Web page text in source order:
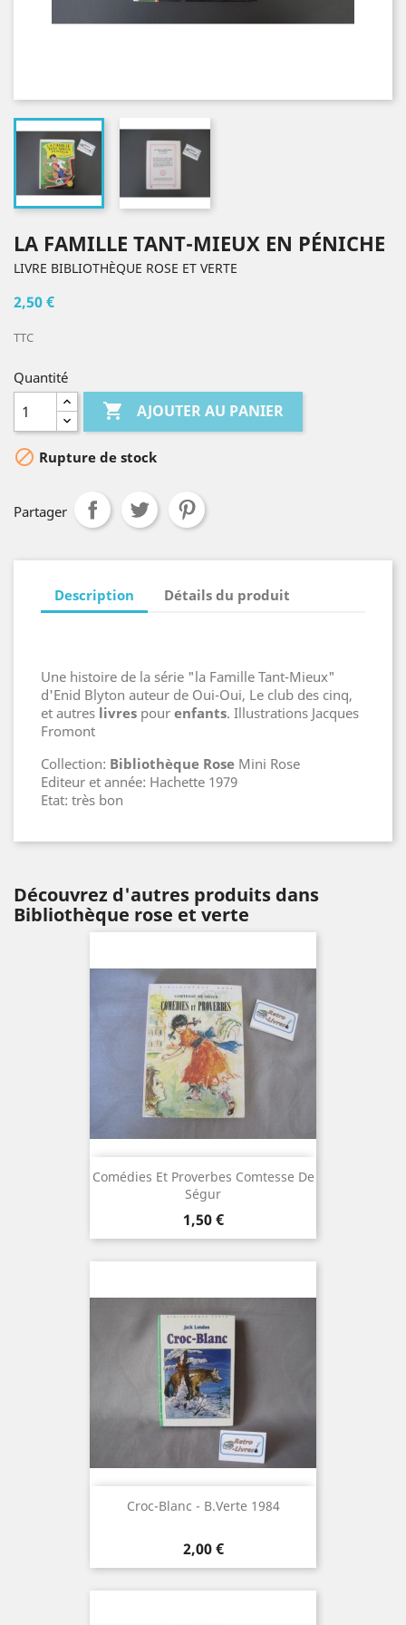
LA FAMILLE TANT-MIEUX EN PÉNICHE
LIVRE BIBLIOTHÈQUE ROSE ET VERTE
2,50 €
TTC
Quantité
 AJOUTER AU PANIER
 Rupture de stock
Partager
Description Détails du produit
Une histoire de la série "la Famille Tant-Mieux"
d'Enid Blyton auteur de Oui-Oui, Le club des cinq,
et autres livres pour enfants. Illustrations Jacques
Fromont
Collection: Bibliothèque Rose Mini Rose
Editeur et année: Hachette 1979
Etat: très bon
Découvrez d'autres produits dans
Bibliothèque rose et verte
Comédies Et Proverbes Comtesse De
Ségur
Prix
1,50 €
Croc-Blanc - B.Verte 1984
Prix
2,00 €